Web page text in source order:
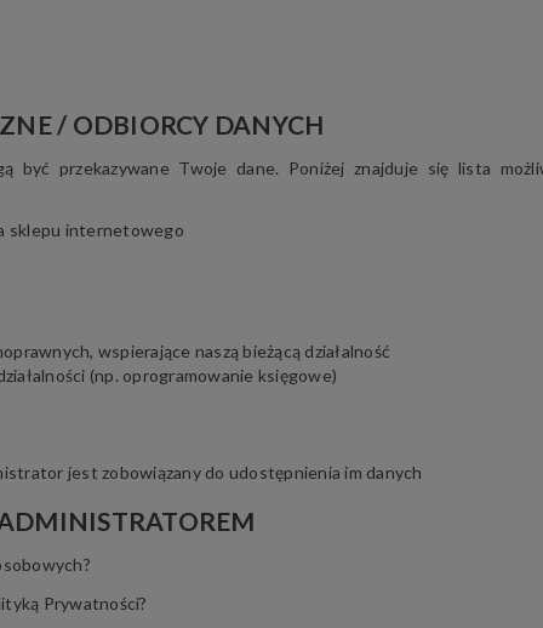
/ ODBIORCY DANYCH
być przekazywane Twoje dane. Poniżej znajduje się lista
sklepu internetowego
wspierające naszą bieżącą działalność
(np. oprogramowanie księgowe)
jest zobowiązany do udostępnienia im danych
Prywatności?